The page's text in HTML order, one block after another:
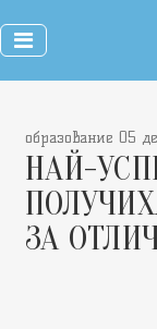
образование 05
НАЙ-
ЗА